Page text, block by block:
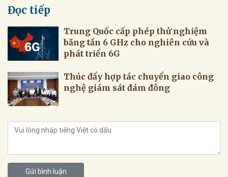
Đọc tiếp
Trung Quốc cấp phép thử nghiệm
băng tần 6 GHz cho nghiên cứu và
phát triển 6G
Thúc đẩy hợp tác chuyển giao công
nghệ giám sát đám đông
Gửi bình luận